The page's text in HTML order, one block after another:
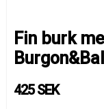
Fin burk
Burgon&Ball
425 SEK